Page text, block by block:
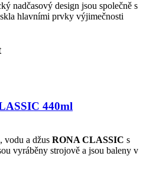
nadčasový design jsou společně s
hlavními prvky výjimečnosti
440ml
vodu a džus RONA CLASSIC s
vyráběny strojově a jsou baleny v